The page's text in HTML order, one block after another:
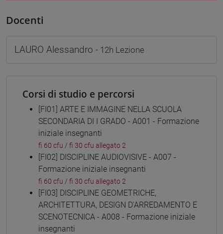
Docenti
LAURO Alessandro - 12h Lezione
Corsi di studio e percorsi
[FI01] ARTE E IMMAGINE NELLA SCUOLA
SECONDARIA DI I GRADO - A001 - Formazione
iniziale insegnanti
fi 60 cfu / fi 30 cfu allegato 2
[FI02] DISCIPLINE AUDIOVISIVE - A007 -
Formazione iniziale insegnanti
fi 60 cfu / fi 30 cfu allegato 2
[FI03] DISCIPLINE GEOMETRICHE,
ARCHITETTURA, DESIGN D'ARREDAMENTO E
SCENOTECNICA - A008 - Formazione iniziale
insegnanti